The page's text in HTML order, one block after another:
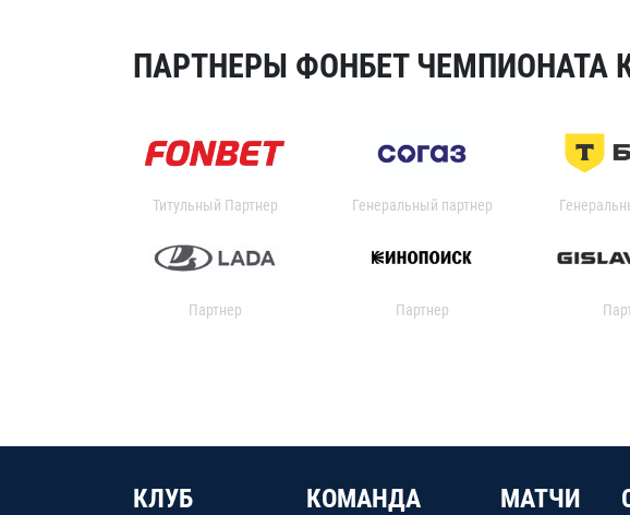
ПАРТНЕРЫ ФОНБЕТ ЧЕМПИОНАТА
Титульный Партнер Генеральный партнер
Партнер Партнер
КЛУБ КОМАНДА МАТЧИ